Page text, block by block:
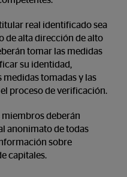
real identificado sea
de alta dirección de alto
tomar las medidas
su identidad,
tomadas y las
proceso de verificación.
miembros deberán
anonimato de todas
sobre
capitales.